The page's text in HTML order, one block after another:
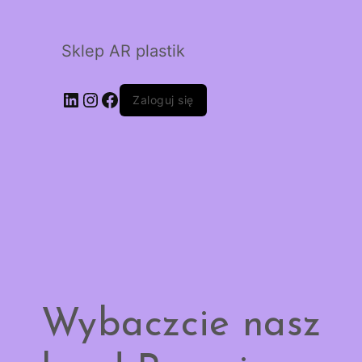
Sklep AR plastik
LinkedIn
Instagram
Facebook
Zaloguj się
Wybaczcie nasz